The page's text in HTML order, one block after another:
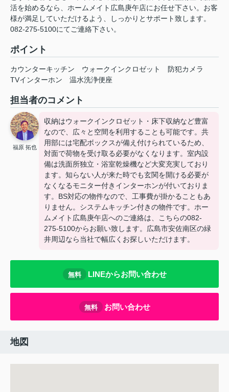
活を始めるなら、ホームメイト広島庚午店にお任せ下さい。お客
様が満足していただけるよう、しっかりとサポート致します。
082-275-5100にてご連絡下さい。
ポイント
カウンターキッチン ウォークインクロゼット
防犯カメラ
TVインターホン
温水洗浄便座
担当者のコメント
福原 拓也
収納はウォークインクロゼット・床下収納など豊富
なので、広々と空間を利用することも可能です。共
用部には宅配ボックスが備え付けられているため、
対面で荷物を受け取る必要がなくなります。室内設
備は洗面所独立・浴室乾燥機など大変充実しており
ます。知らない人が来た時でも玄関を開ける必要が
なくなるモニター付きインターホンが付いておりま
す。BS対応の物件なので、工事費が掛かることもあ
りません。システムキッチン付きの物件です。ホー
ムメイト広島庚午店へのご連絡は、こちらの082-
275-5100からお願い致します。広島市安佐南区の緑
井周辺なら当社で幅広くお探しいただけます。
無料 LINEからお問い合わせ
無料 お問い合わせ
地図